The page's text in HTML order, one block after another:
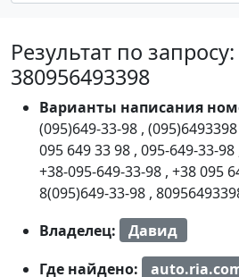
Результат по
380956493398
Варианты написания
(095)649-33-98 , (095)6493398
095 649 33 98 , 095-649-33-98
+38-095-649-33-98 , +38 095
8(095)649-33-98 ,
Владелец:
Давид
Где найдено: